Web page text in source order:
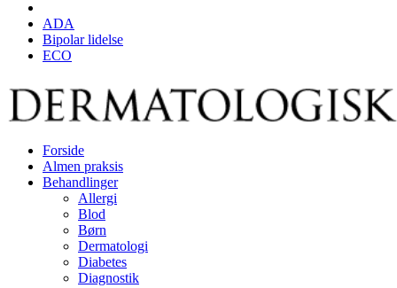
ADA
Bipolar lidelse
ECO
Forside
Almen praksis
Behandlinger
Allergi
Blod
Børn
Dermatologi
Diabetes
Diagnostik